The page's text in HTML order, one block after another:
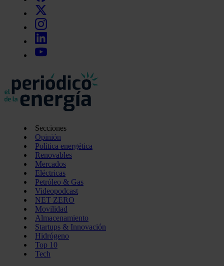
Secciones
Opinión
Política energética
Renovables
Mercados
Eléctricas
Petróleo & Gas
Videopodcast
NET ZERO
Movilidad
Almacenamiento
Startups & Innovación
Hidrógeno
Top 10
Tech